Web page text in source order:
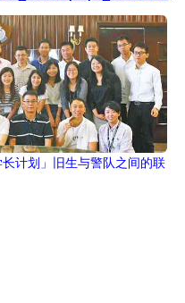
计划」旧生与警队之间的联